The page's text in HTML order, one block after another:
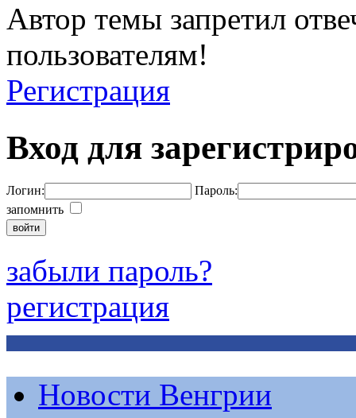
Автор темы запретил
пользователям!
Регистрация
Вход для
Логин:
Пароль:
запомнить
забыли пароль?
регистрация
Новости Венгрии